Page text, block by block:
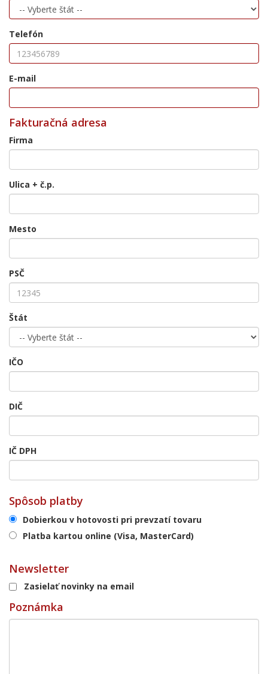
Telefón
E-mail
Fakturačná adresa
Firma
Ulica + č.p.
Mesto
PSČ
Štát
IČO
DIČ
IČ DPH
Spôsob platby
Dobierkou v hotovosti pri prevzatí tovaru
Platba kartou online (Visa, MasterCard)
Newsletter
Zasielať novinky na email
Poznámka